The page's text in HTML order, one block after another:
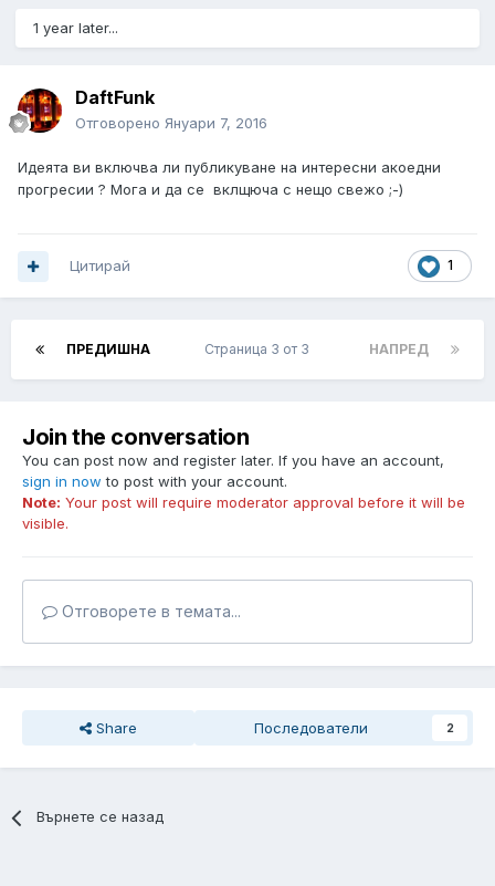
1 year later...
DaftFunk
Отговорено Януари 7, 2016
Идеята ви включва ли публикуване на интересни акоедни
прогресии ? Мога и да се вклщюча с нещо свежо ;-)
1
Цитирай
ПРЕДИШНА НАПРЕД
Страница 3 от 3
Join the conversation
You can post now and register later. If you have an account,
sign in now to post with your account.
Note: Your post will require moderator approval before it will be
visible.
Отговорете в темата...
Share Последователи 2
Върнете се назад